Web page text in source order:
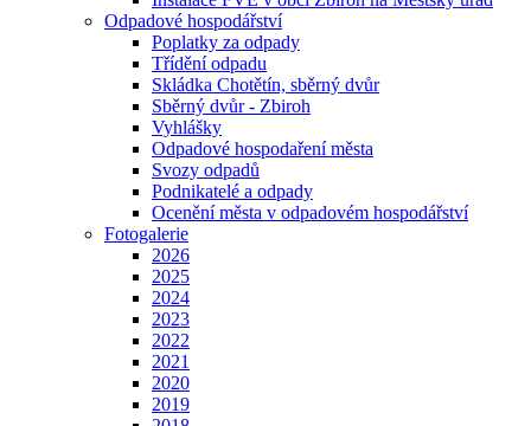
Odpadové hospodářství
Poplatky za odpady
Třídění odpadu
Skládka Chotětín, sběrný dvůr
Sběrný dvůr - Zbiroh
Vyhlášky
Odpadové hospodaření města
Svozy odpadů
Podnikatelé a odpady
Ocenění města v odpadovém hospodářství
Fotogalerie
2026
2025
2024
2023
2022
2021
2020
2019